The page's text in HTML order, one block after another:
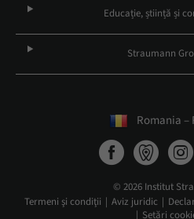
Educație, știință și
Straumann
Romania –
© 2026 Institut
Termeni şi condiţii
Aviz juridic
Setări